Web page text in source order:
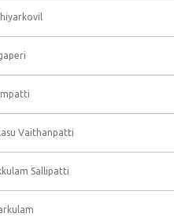
Vaithanpatti
Sallipatti